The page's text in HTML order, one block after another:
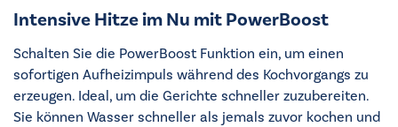
Intensive Hitze im Nu mit PowerBoost
Schalten Sie die PowerBoost Funktion ein, um einen
sofortigen Aufheizimpuls während des Kochvorgangs zu
erzeugen. Ideal, um die Gerichte schneller zuzubereiten.
Sie können Wasser schneller als jemals zuvor kochen und